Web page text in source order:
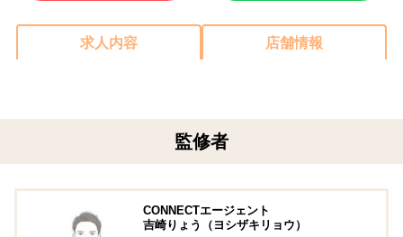
求人内容 店舗情報
監修者
CONNECTエージェント
吉崎りょう（ヨシザキリョウ）